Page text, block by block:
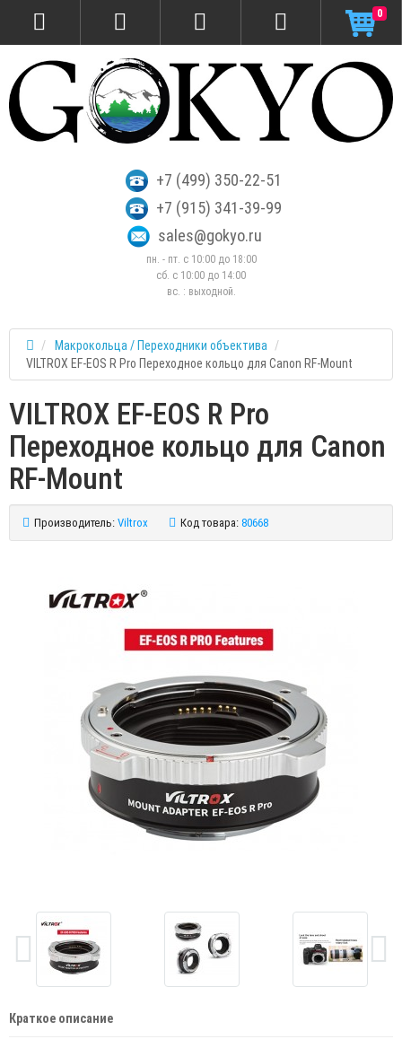
+7 (499) 350-22-51
+7 (915) 341-39-99
sales@gokyo.ru
пн. - пт. с 10:00 до 18:00
сб. c 10:00 до 14:00
вс. : выходной.
0
Макрокольца / Переходники объектива
VILTROX EF-EOS R Pro Переходное кольцо для Canon RF-Mount
VILTROX EF-EOS R Pro
Переходное кольцо для Canon
RF-Mount
Производитель: Viltrox Код товара: 80668
Краткое описание